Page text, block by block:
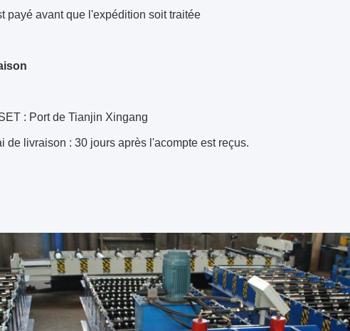
payé avant que l'expédition soit traitée
: Port de Tianjin Xingang
de livraison : 30 jours après l'acompte est reçus.